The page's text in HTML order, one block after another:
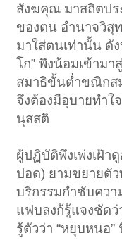
สังฆคุณ มาสถิตป
ของตน อำนาจวิสุ
มาใส่ตนเท่านั้น ดั
โก” พึงน้อมเข้าม
สมาธิขั้นต่ำขณิกส
จึงต้องมีอุบายทำใ
นุสสติ
ผู้ปฏิบัติพึงเพ่งเฝ้า
ปอด) ยามขยายตัว
บริกรรมกำชับควา
แฟบลงก้รู้แจงชัด
รู้ตัวว่า “หยุบหนอ